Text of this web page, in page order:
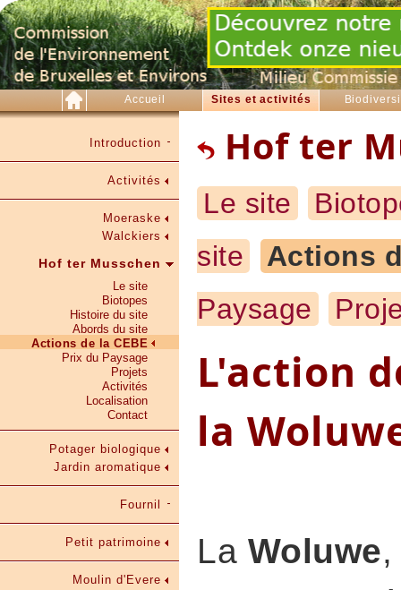
Accueil Sites et activités
Introduction
Activités
Moeraske
Walckiers
Hof ter Musschen
Le site
Biotopes
Histoire du site
Abords du site
Actions de la CEBE
Prix du Paysage
Projets
Activités
Localisation
Contact
Potager biologique
Jardin aromatique
Fournil
Petit patrimoine
Moulin d'Evere
Hof ter
Le site
site
Actions
Paysage
L'action
la
La Woluwe